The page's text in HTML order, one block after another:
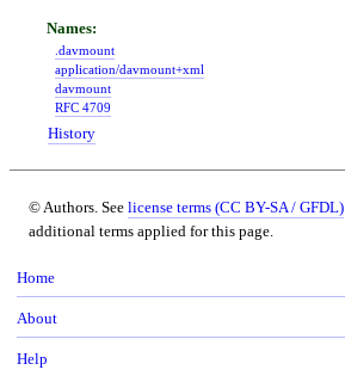
.davmount
application/davmount+xml
davmount
RFC 4709
History
© Authors. See license terms (CC BY-SA / GFDL)
additional terms applied for this page.
Home
About
Help